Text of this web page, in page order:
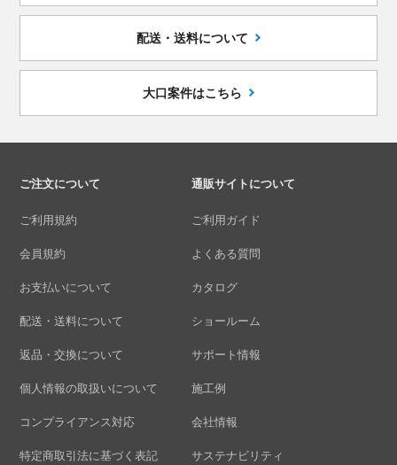
配送・送料について
大口案件はこちら
ご注文について
ご利用規約
会員規約
お支払いについて
配送・送料について
返品・交換について
個人情報の取扱いについて
コンプライアンス対応
特定商取引法に基づく表記
通販サイトについて
ご利用ガイド
よくある質問
カタログ
ショールーム
サポート情報
施工例
会社情報
サステナビリティ